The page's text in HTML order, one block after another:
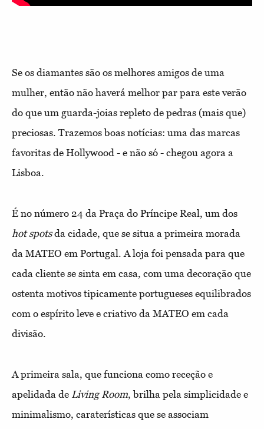
Se os diamantes são os melhores amigos de uma
mulher, então não haverá melhor par para este verão
do que um guarda-joias repleto de pedras (mais que)
preciosas. Trazemos boas notícias: uma das marcas
favoritas de Hollywood - e não só - chegou agora a
Lisboa.
É no número 24 da Praça do Príncipe Real, um dos
hot spotsda cidade, que se situa a primeira morada
da MATEO em Portugal. A loja foi pensada para que
cada cliente se sinta em casa, com uma decoração que
ostenta motivos tipicamente portugueses equilibrados
com o espírito leve e criativo da MATEO em cada
divisão.
A primeira sala, que funciona como receção e
apelidada de Living Room, brilha pela simplicidade e
minimalismo, caraterísticas que se associam